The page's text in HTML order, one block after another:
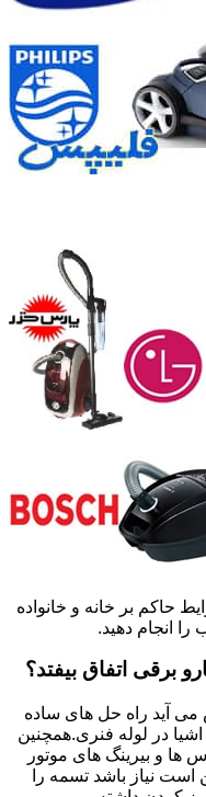
حاکم بر خانه و خانواده
را انجام دهید.
برقی اتفاق بیفتد؟
آید راه حل های ساده
در لوله فنری.همچنین
و بیرینگ های موتور
است نیاز باشد تسمه را